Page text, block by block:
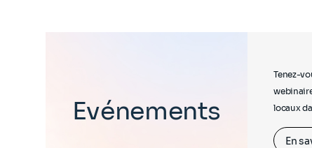
Evénements
Tenez-
locaux
En